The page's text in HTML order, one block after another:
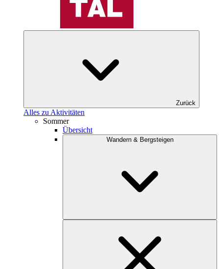
Zurück
Alles zu Aktivitäten
Sommer
Übersicht
Wandern & Bergsteigen